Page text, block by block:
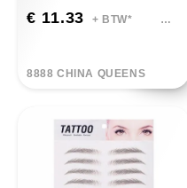
€ 11.33 + BTW*
8888 CHINA QUEENS